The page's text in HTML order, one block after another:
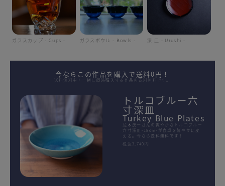
ガラスカップ - Cups - ガラスボウル - Bowls - 漆 皿 - Urushi -
今ならこの作品を購入で送料0円！
送料無料中！一緒に同時購入する作品も送料無料です。
トルコブルー六
寸深皿
Turkey Blue Plates
荒木漢一さんの爽やかなトルコブルー
六寸深皿-18cm-が食卓を鮮やかに変
える。今なら送料無料です！
税込3,740円